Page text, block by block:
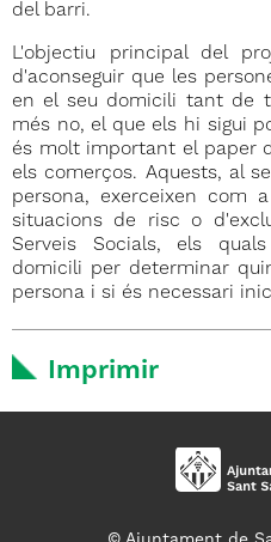
del barri.
L'objectiu principal del
d'aconseguir que les
en el seu domicili tant de
més no, el que els hi sigui
és molt important el paper
els comerços. Aquests, al
persona, exerceixen com
situacions de risc o
Serveis Socials, els
domicili per determinar
persona i si és necessari
Imprimir